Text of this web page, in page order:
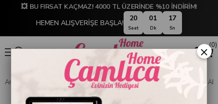
💥 BU FIRSAT KAÇMAZ! 4000 TL ÜZERİNDE %10 İNDİRİM!
HEMEN ALIŞVERİŞE BAŞLA! 20
Saat
01
Dk
16
Sn
0
Anasayfa SOFRA & MUTFAK PİŞİRME GEREÇLERİ TAVA VE
×